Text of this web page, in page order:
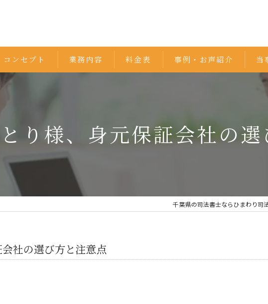
コンセプト 業務内容 料金表 事例・お声紹介 当
不
り様、身元保証会社の
千葉県の司法書士ならひまわり司
社の選び方と注意点